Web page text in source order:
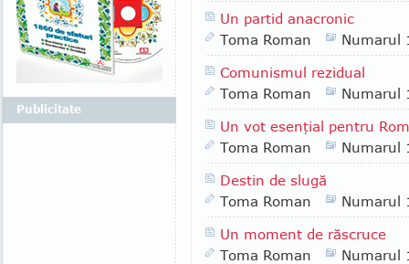
Un partid anacronic
Toma Roman
Numarul
Comunismul rezidual
Toma Roman
Numarul
Un vot esenţial pentru
Toma Roman
Numarul
Destin de slugă
Toma Roman
Numarul
Un moment de răscruce
Toma Roman
Numarul
Publicitate